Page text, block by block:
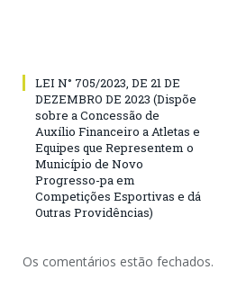
LEI N° 705/2023, DE 21 DE
DEZEMBRO DE 2023 (Dispõe
sobre a Concessão de
Auxílio Financeiro a Atletas e
Equipes que Representem o
Município de Novo
Progresso-pa em
Competições Esportivas e dá
Outras Providências)
Os comentários estão fechados.